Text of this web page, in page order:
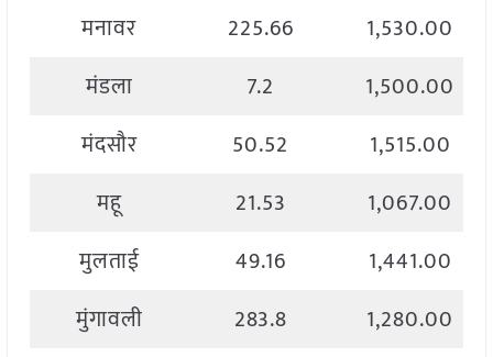
मनावर 225.66
1,530.00
मंडला
7.2
1,500.00
मंदसौर
50.52
1,515.00
महू
21.53
1,067.00
मुलताई
49.16
1,441.00
मुंगावली
283.8
1,280.00